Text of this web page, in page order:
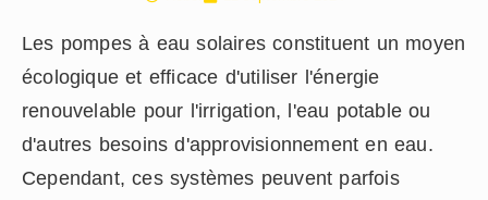
Les pompes à eau solaires constituent un moyen
écologique et efficace d'utiliser l'énergie
renouvelable pour l'irrigation, l'eau potable ou
d'autres besoins d'approvisionnement en eau.
Cependant, ces systèmes peuvent parfois